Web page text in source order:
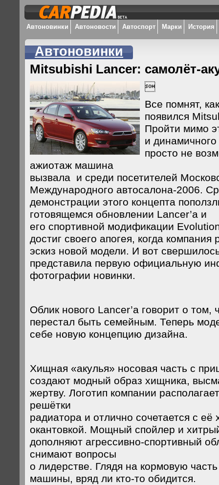
Автоновинки Автоновости Автоспорт Марки История
Автоновинки
Mitsubishi Lancer: самолёт-

Все помнят,
появился
Пройти мимо
и
просто не
ажиотаж машина
вызвала и среди посетителей
Международного автосалона-2006.
демонстрации этого концепта
готовящемся обновлении Lancer’a и
его спортивной модификации
достиг своего апогея, когда компания
эскиз новой модели. И вот
представила первую официальную
фотографии новинки.
Облик нового Lancer’а говорит о том,
перестал быть семейным. Теперь
себе новую концепцию дизайна.
Хищная «акулья» носовая часть с
создают модный образ хищника,
жертву. Логотип компании
решётки
радиатора и отлично сочетается с её
окантовкой. Мощный спойлер и
дополняют агрессивно-спортивный
снимают вопросы
о лидерстве. Глядя на кормовую
машины, вряд ли кто-то обидится.